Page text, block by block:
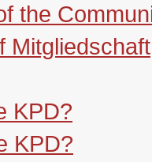
the
Mitgliedschaft
KPD?
KPD?